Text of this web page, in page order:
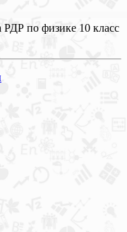
РДР по физике 10 класс